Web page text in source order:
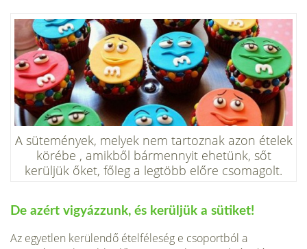
A sütemények, melyek nem tartoznak azon ételek
körébe , amikből bármennyit ehetünk, sőt
kerüljük őket, főleg a legtöbb előre csomagolt.
De azért vigyázzunk, és kerüljük a sütiket!
Az egyetlen kerülendő ételféleség e csoportból a